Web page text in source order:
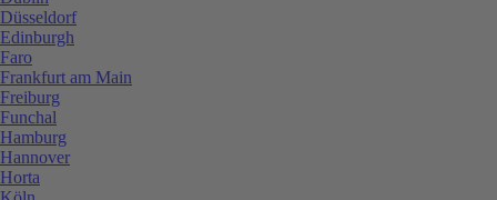
Düsseldorf
Edinburgh
Faro
Frankfurt am Main
Freiburg
Funchal
Hamburg
Hannover
Horta